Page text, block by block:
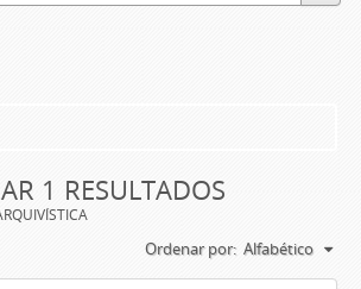
1 RESULTADOS
Ordenar por: Alfabético